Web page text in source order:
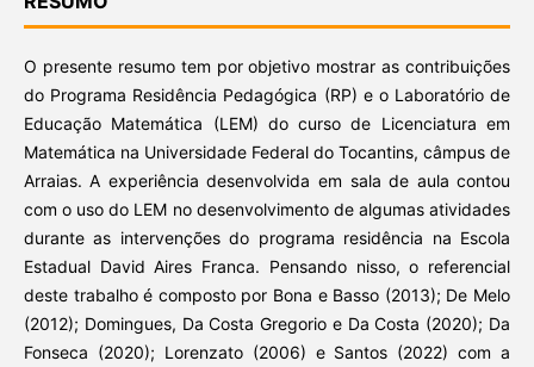
O presente resumo tem por objetivo mostrar as contribuições
do Programa Residência Pedagógica (RP) e o Laboratório de
Educação Matemática (LEM) do curso de Licenciatura em
Matemática na Universidade Federal do Tocantins, câmpus de
Arraias. A experiência desenvolvida em sala de aula contou
com o uso do LEM no desenvolvimento de algumas atividades
durante as intervenções do programa residência na Escola
Estadual David Aires Franca. Pensando nisso, o referencial
deste trabalho é composto por Bona e Basso (2013); De Melo
(2012); Domingues, Da Costa Gregorio e Da Costa (2020); Da
Fonseca (2020); Lorenzato (2006) e Santos (2022) com a